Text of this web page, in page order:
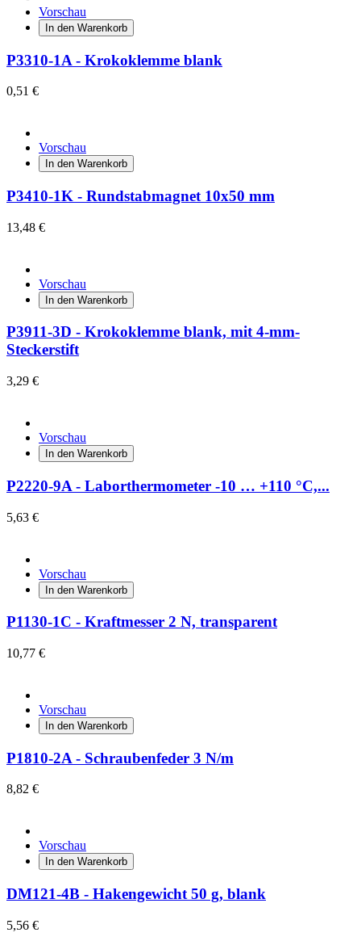
Vorschau
In den Warenkorb
P3310-1A - Krokoklemme blank
0,51 €
Vorschau
In den Warenkorb
P3410-1K - Rundstabmagnet 10x50 mm
13,48 €
Vorschau
In den Warenkorb
P3911-3D - Krokoklemme blank, mit 4-mm-
Steckerstift
3,29 €
Vorschau
In den Warenkorb
P2220-9A - Laborthermometer -10 … +110 °C,...
5,63 €
Vorschau
In den Warenkorb
P1130-1C - Kraftmesser 2 N, transparent
10,77 €
Vorschau
In den Warenkorb
P1810-2A - Schraubenfeder 3 N/m
8,82 €
Vorschau
In den Warenkorb
DM121-4B - Hakengewicht 50 g, blank
5,56 €